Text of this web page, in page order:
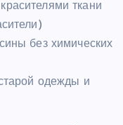
ткани
без химических
одежды и